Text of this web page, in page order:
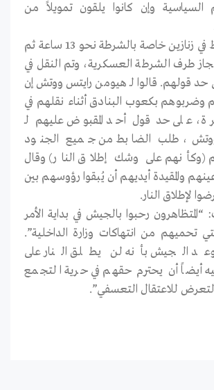
السياسية وإن كانوا يلقون تمويلاً من
احتجزهم الضباط في زنازين خاصة بالشرطة نحو 13 ساعة ثم
طرف الشرطة العسكرية، وتم النقل في
قولهم. قالوا لـ هيومن رايتس ووتش إن
بكعوب البنادق أثناء نقلهم في
على حد قول أحد المقبوض عليهم لـ
طلب الضابط من جميع الجنود
(وكأنهم على وشك إطلاق النار) وقال
والمقيدة أيديهم أن يُبقوا رؤوسهم بين
لإطلاق النار.
رحبوا بالجيش في بداية الأمر
تحميهم من انتهاكات وزارة الداخلية”.
وعد الجيش بأنه لن يطلق النار على
أيضاً أن يحترم حقهم في حرية التجمع
للاعتقال التعسفي”.